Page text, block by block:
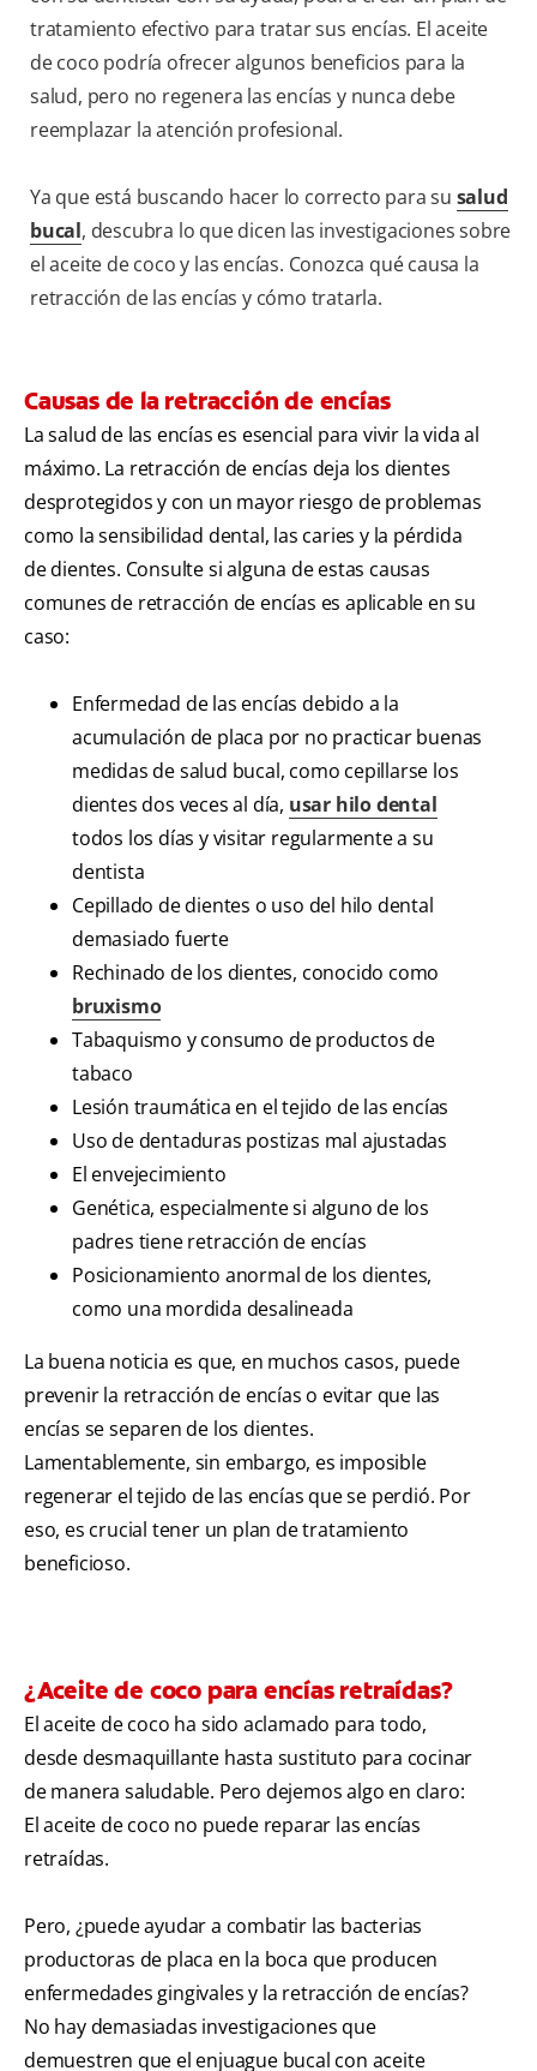
tratamiento efectivo para tratar sus encías. El aceite
de coco podría ofrecer algunos beneficios para la
salud, pero no regenera las encías y nunca debe
reemplazar la atención profesional.
Ya que está buscando hacer lo correcto para su salud
bucal, descubra lo que dicen las investigaciones sobre
el aceite de coco y las encías. Conozca qué causa la
retracción de las encías y cómo tratarla.
Causas de la retracción de encías
La salud de las encías es esencial para vivir la vida al
máximo. La retracción de encías deja los dientes
desprotegidos y con un mayor riesgo de problemas
como la sensibilidad dental, las caries y la pérdida
de dientes. Consulte si alguna de estas causas
comunes de retracción de encías es aplicable en su
caso:
Enfermedad de las encías debido a la
acumulación de placa por no practicar buenas
medidas de salud bucal, como cepillarse los
dientes dos veces al día, usar hilo dental
todos los días y visitar regularmente a su
dentista
Cepillado de dientes o uso del hilo dental
demasiado fuerte
Rechinado de los dientes, conocido como
bruxismo
Tabaquismo y consumo de productos de
tabaco
Lesión traumática en el tejido de las encías
Uso de dentaduras postizas mal ajustadas
El envejecimiento
Genética, especialmente si alguno de los
padres tiene retracción de encías
Posicionamiento anormal de los dientes,
como una mordida desalineada
La buena noticia es que, en muchos casos, puede
prevenir la retracción de encías o evitar que las
encías se separen de los dientes.
Lamentablemente, sin embargo, es imposible
regenerar el tejido de las encías que se perdió. Por
eso, es crucial tener un plan de tratamiento
beneficioso.
¿Aceite de coco para encías retraídas?
El aceite de coco ha sido aclamado para todo,
desde desmaquillante hasta sustituto para cocinar
de manera saludable. Pero dejemos algo en claro:
El aceite de coco no puede reparar las encías
retraídas.
Pero, ¿puede ayudar a combatir las bacterias
productoras de placa en la boca que producen
enfermedades gingivales y la retracción de encías?
No hay demasiadas investigaciones que
demuestren que el enjuague bucal con aceite